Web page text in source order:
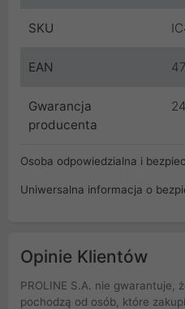
SKU
EAN
Gwarancja
producenta
Osoba odpowiedzialna i
Uniwersalna informacja o
Opinie Klientów
PROLINE S.A. nie gwarantuje,
pochodzą od osób, które